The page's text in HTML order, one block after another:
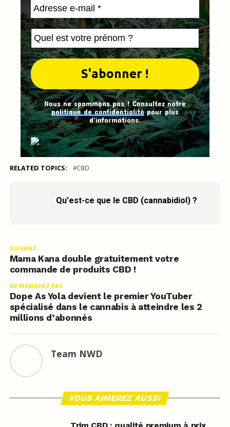
Nous ne spammons pas ! Consultez notre
politique de confidentialitépour plus
d’informations.
RELATED TOPICS: CBD
Qu'est-ce que le CBD (cannabidiol) ?
SUIVANT
Mama Kana double gratuitement votre
commande de produits CBD !
NE MANQUEZ PAS
Dope As Yola devient le premier YouTuber
spécialisé dans le cannabis à atteindre les 2
millions d’abonnés
Team NWD
VOUS AIMEREZ AUSSI